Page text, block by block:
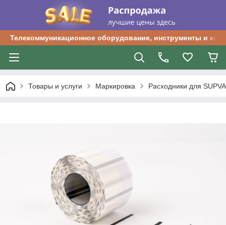
Телекоммуникационное оборудование, инструменты и
Товары и услуги Маркировка Расходники для